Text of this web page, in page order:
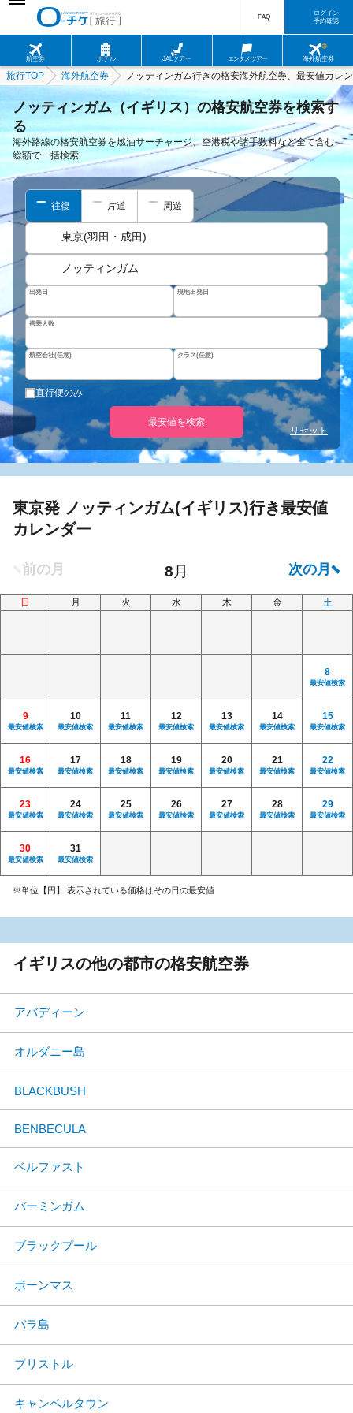
航空券 ホテル JALツアー エンタメツアー 海外航空券
FAQ
ログイン
予約確認
旅行TOP 海外航空券 ノッティンガム行きの格安海外航空券、最安値カレ
ノッティンガム（イギリス）の格安航空券を検索す
る
海外路線の格安航空券を燃油サーチャージ、空港税や諸手数料など全て含む
総額で一括検索
往復 片道 周遊
東京(羽田・成田)
ノッティンガム
出発日 現地出発日
搭乗人数
航空会社(任意) クラス(任意)
直行便のみ
最安値を検索
リセット
東京発 ノッティンガム(イギリス)行き最安値
カレンダー
日 月 火 水 木 金 土
8
最安値検索
9
最安値検索
10
最安値検索
11
最安値検索
12
最安値検索
13
最安値検索
14
最安値検索
15
最安値検索
16
最安値検索
17
最安値検索
18
最安値検索
19
最安値検索
20
最安値検索
21
最安値検索
22
最安値検索
23
最安値検索
24
最安値検索
25
最安値検索
26
最安値検索
27
最安値検索
28
最安値検索
29
最安値検索
30
最安値検索
31
最安値検索
※単位【円】 表示されている価格はその日の最安値
イギリスの他の都市の格安航空券
アバディーン
オルダニー島
BLACKBUSH
BENBECULA
ベルファスト
バーミンガム
ブラックプール
ボーンマス
バラ島
ブリストル
キャンベルタウン